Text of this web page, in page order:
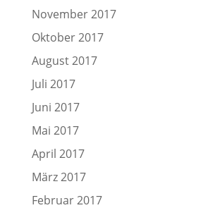
November 2017
Oktober 2017
August 2017
Juli 2017
Juni 2017
Mai 2017
April 2017
März 2017
Februar 2017